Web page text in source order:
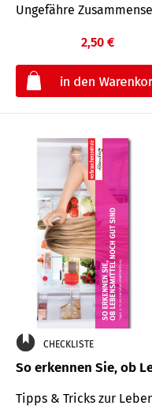
Ungefähre
2,50 €
CHECKLISTE
So erkennen Sie, ob
Tipps & Tricks zur